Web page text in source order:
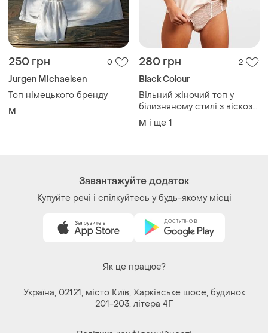
250 грн 0
Jurgen Michaelsen
Топ німецького бренду
M
280 грн 2
Black Colour
Вільний жіночий топ у
білизняному стилі з віскози
від бренду black colour.
розмір m-l.
M і ще 1
Завантажуйте додаток
Купуйте речі і спілкуйтесь у будь-якому місці
Як це працює?
Україна, 02121, місто Київ, Харківське шосе, будинок
201-203, літера 4Г